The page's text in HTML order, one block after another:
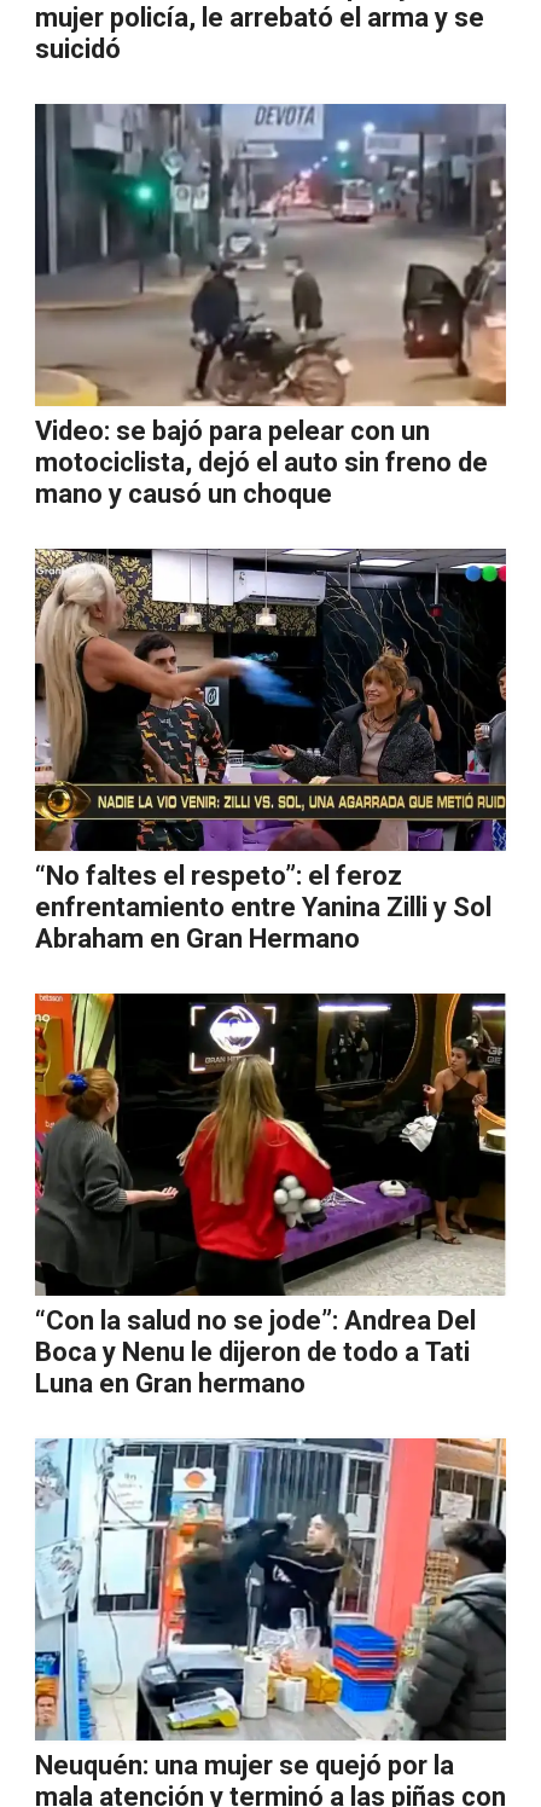
mujer policía, le arrebató el arma y se
suicidó
Video: se bajó para pelear con un
motociclista, dejó el auto sin freno de
mano y causó un choque
“No faltes el respeto”: el feroz
enfrentamiento entre Yanina Zilli y Sol
Abraham en Gran Hermano
“Con la salud no se jode”: Andrea Del
Boca y Nenu le dijeron de todo a Tati
Luna en Gran hermano
Neuquén: una mujer se quejó por la
mala atención y terminó a las piñas con